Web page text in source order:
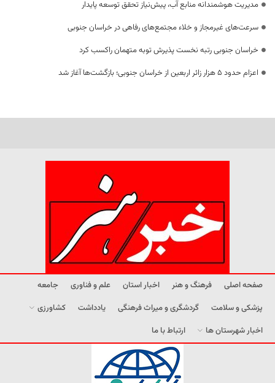
مدیریت هوشمندانه منابع آب، پیش‌نیاز تحقق توسعه پایدار
سرعت‌های غیرمجاز و خلاء مجتمع‌های رفاهی در خراسان جنوبی
خراسان جنوبی رتبه نخست پذیرش توبه متهمان راکسب کرد
اعزام حدود 5 هزار زائر اربعین از خراسان جنوبی؛ بازگشت‌ها آغاز شد
صفحه اصلی فرهنگ و هنر اخبار استان علم و فناوری
جامعه
پزشکی و سلامت
گردشگری و میراث فرهنگی یادداشت
کشاورزی
اخبار شهرستان ها
ارتباط با ما